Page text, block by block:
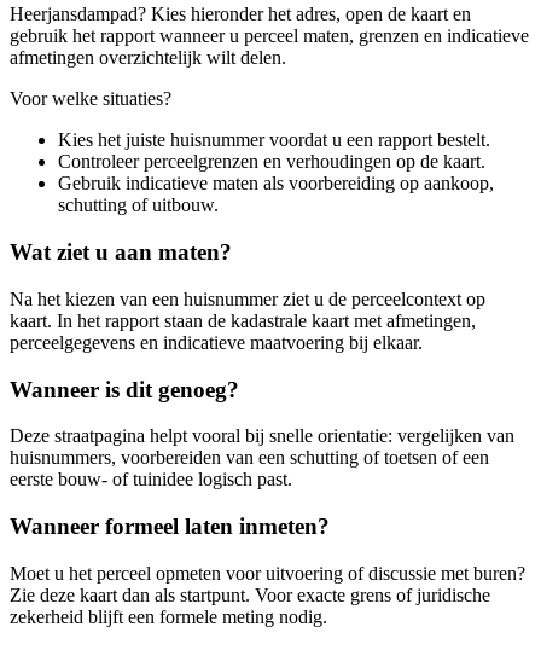
Heerjansdampad? Kies hieronder het adres, open de kaart en
gebruik het rapport wanneer u perceel maten, grenzen en indicatieve
afmetingen overzichtelijk wilt delen.
Voor welke situaties?
Kies het juiste huisnummer voordat u een rapport bestelt.
Controleer perceelgrenzen en verhoudingen op de kaart.
Gebruik indicatieve maten als voorbereiding op aankoop,
schutting of uitbouw.
Wat ziet u aan maten?
Na het kiezen van een huisnummer ziet u de perceelcontext op
kaart. In het rapport staan de kadastrale kaart met afmetingen,
perceelgegevens en indicatieve maatvoering bij elkaar.
Wanneer is dit genoeg?
Deze straatpagina helpt vooral bij snelle orientatie: vergelijken van
huisnummers, voorbereiden van een schutting of toetsen of een
eerste bouw- of tuinidee logisch past.
Wanneer formeel laten inmeten?
Moet u het perceel opmeten voor uitvoering of discussie met buren?
Zie deze kaart dan als startpunt. Voor exacte grens of juridische
zekerheid blijft een formele meting nodig.